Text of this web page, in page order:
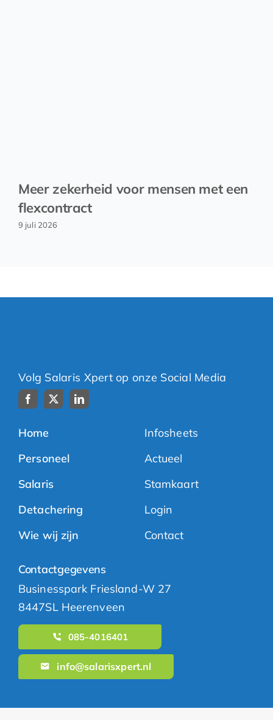
Meer zekerheid voor mensen met een
flexcontract
9 juli 2026
Volg Salaris Xpert op onze Social Media
Home
Personeel
Salaris
Detachering
Wie wij zijn
Infosheets
Actueel
Stamkaart
Login
Contact
Contactgegevens
Businesspark Friesland-W 27
8447SL Heerenveen
085-4016401
info@salarisxpert.nl